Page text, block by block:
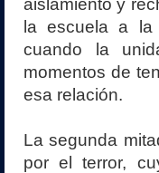
la escuela a la
cuando la
momentos de
esa relación.
La segunda
por el terror,